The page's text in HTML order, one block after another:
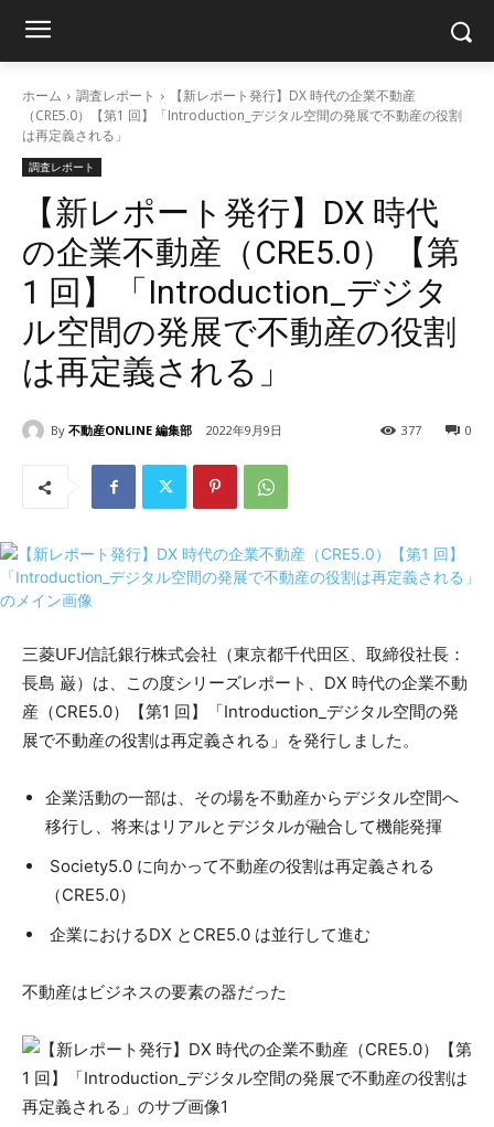
ホーム 調査レポート
【新レポート発行】DX 時代の企業不動産
（CRE5.0）【第1 回】「Introduction_デジタル空間の発展で不動産の役割
は再定義される」
調査レポート
【新レポート発行】DX 時代
の企業不動産（CRE5.0）【第
1 回】「Introduction_デジタ
ル空間の発展で不動産の役割
は再定義される」
By 不動産ONLINE 編集部 2022年9月9日 0
377
三菱UFJ信託銀行株式会社（東京都千代田区、取締役社長：
長島 巌）は、この度シリーズレポート、DX 時代の企業不動
産（CRE5.0）【第1 回】「Introduction_デジタル空間の発
展で不動産の役割は再定義される」を発行しました。
企業活動の一部は、その場を不動産からデジタル空間へ
移行し、将来はリアルとデジタルが融合して機能発揮
Society5.0 に向かって不動産の役割は再定義される
（CRE5.0）
企業におけるDX とCRE5.0 は並行して進む
不動産はビジネスの要素の器だった